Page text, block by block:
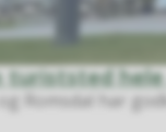
turiststed
Romsdal har